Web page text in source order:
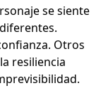
se siente
Otros
resiliencia